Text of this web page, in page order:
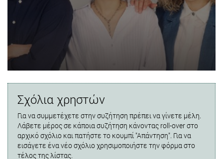
Σχόλια χρηστών
Για να συμμετέχετε στην συζήτηση πρέπει να γίνετε μέλη.
Λάβετε μέρος σε κάποια συζήτηση κάνοντας roll-over στο
αρχικό σχόλιο και πατήστε το κουμπί "Απάντηση". Για να
εισάγετε ένα νέο σχόλιο χρησιμοποιήστε την φόρμα στο
τέλος της λίστας.